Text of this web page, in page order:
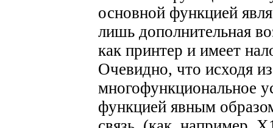
основной функцией
лишь дополнительная
как принтер и имеет
Очевидно, что исходя
многофункциональное
функцией явным